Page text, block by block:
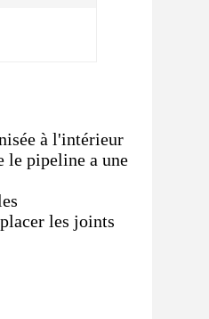
à l'intérieur
le pipeline a une
les joints